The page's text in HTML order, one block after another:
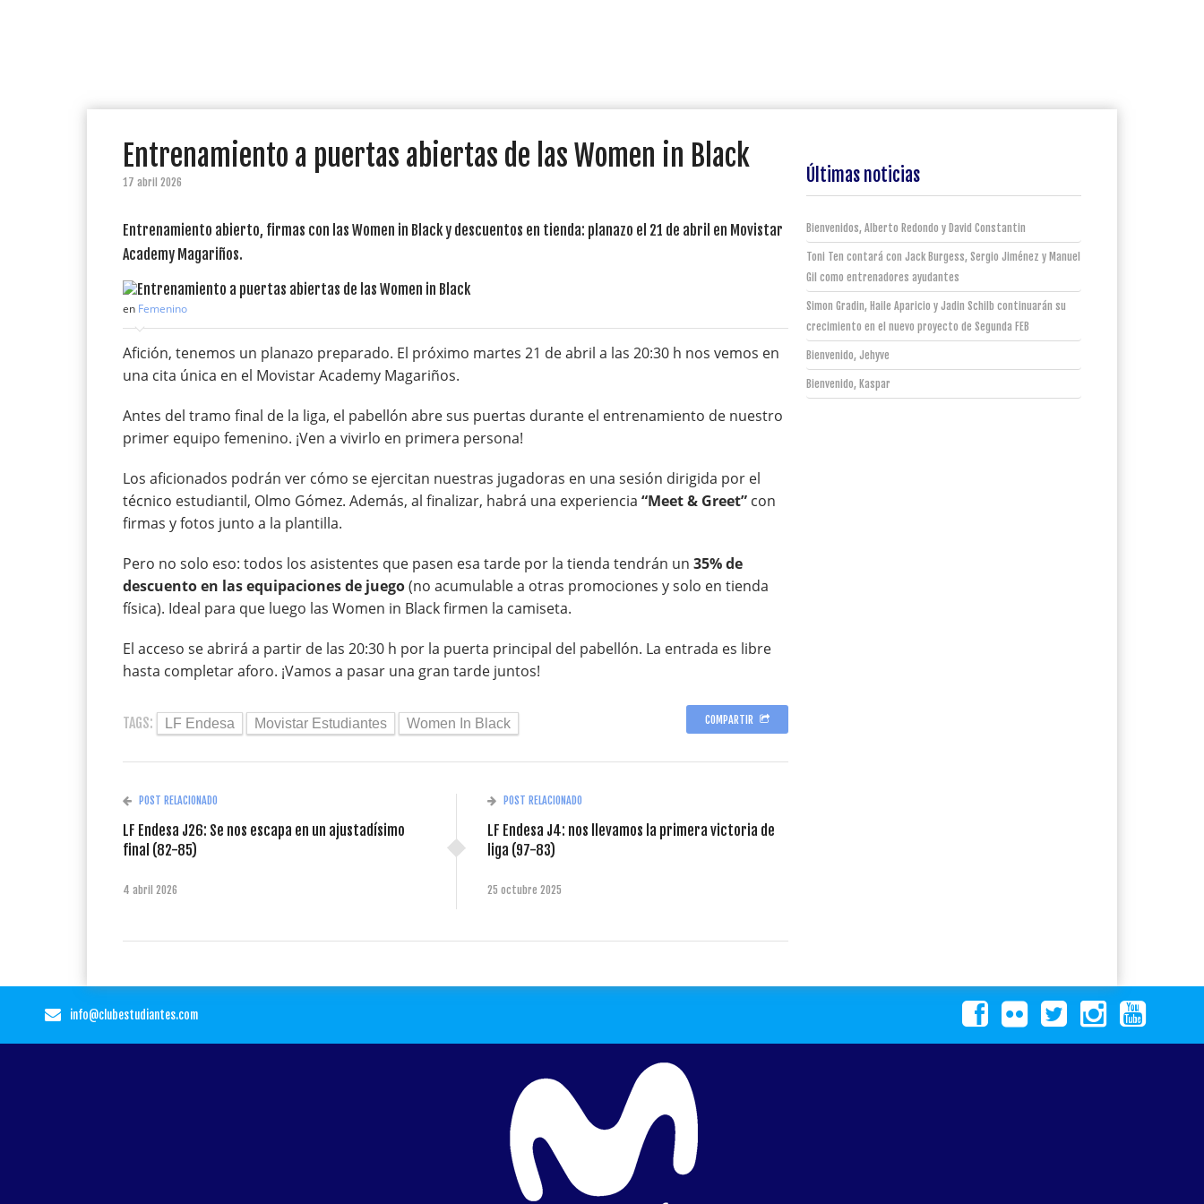
Entrenamiento a puertas abiertas de las Women in Black
17 abril 2026
Entrenamiento abierto, firmas con las Women in Black y descuentos en tienda: planazo el 21 de abril en Movistar
Academy Magariños.
en Femenino
Afición, tenemos un planazo preparado. El próximo martes 21 de abril a las 20:30 h nos vemos en
una cita única en el Movistar Academy Magariños.
Antes del tramo final de la liga, el pabellón abre sus puertas durante el entrenamiento de nuestro
primer equipo femenino. ¡Ven a vivirlo en primera persona!
Los aficionados podrán ver cómo se ejercitan nuestras jugadoras en una sesión dirigida por el
técnico estudiantil, Olmo Gómez. Además, al finalizar, habrá una experiencia “Meet & Greet” con
firmas y fotos junto a la plantilla.
Pero no solo eso: todos los asistentes que pasen esa tarde por la tienda tendrán un 35% de
descuento en las equipaciones de juego(no acumulable a otras promociones y solo en tienda
física). Ideal para que luego las Women in Black firmen la camiseta.
El acceso se abrirá a partir de las 20:30 h por la puerta principal del pabellón. La entrada es libre
hasta completar aforo. ¡Vamos a pasar una gran tarde juntos!
TAGS: LF Endesa Movistar Estudiantes Women In Black COMPARTIR
POST RELACIONADO
LF Endesa J26: Se nos escapa en un ajustadísimo
final (82-85)
4 abril 2026
POST RELACIONADO
LF Endesa J4: nos llevamos la primera victoria de
liga (97-83)
25 octubre 2025
Últimas noticias
Bienvenidos, Alberto Redondo y David Constantin
Toni Ten contará con Jack Burgess, Sergio Jiménez y Manuel
Gil como entrenadores ayudantes
Simon Gradin, Haile Aparicio y Jadin Schilb continuarán su
crecimiento en el nuevo proyecto de Segunda FEB
Bienvenido, Jehyve
Bienvenido, Kaspar
info@clubestudiantes.com